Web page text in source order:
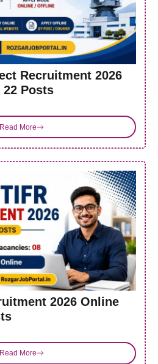
Recruitment 2026
Posts
Read More
2026 Online
Read More